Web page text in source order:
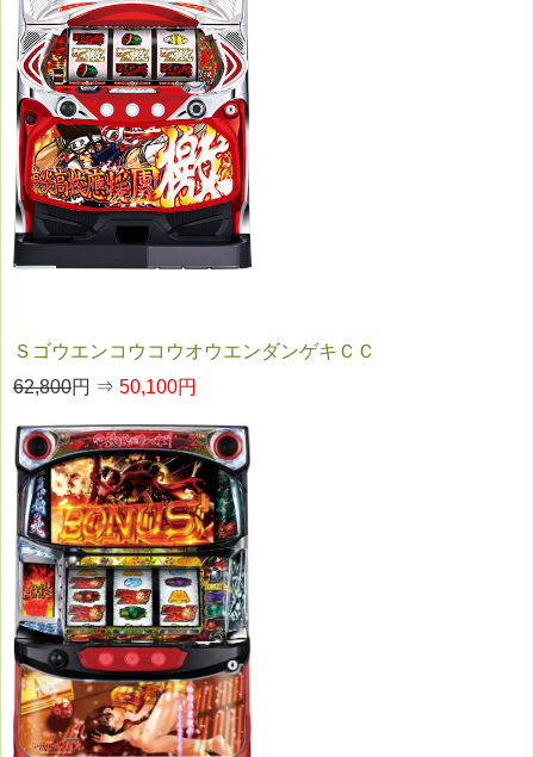
ＳゴウエンコウコウオウエンダンゲキＣＣ
62,800円 ⇒ 50,100円